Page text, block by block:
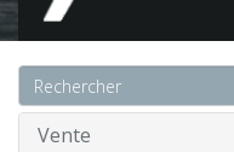
Vente